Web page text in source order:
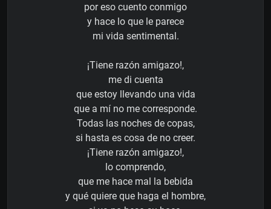
por eso cuento conmigo
y hace lo que le parece
mi vida sentimental.
¡Tiene razón amigazo!,
me di cuenta
que estoy llevando una vida
que a mí no me corresponde.
Todas las noches de copas,
si hasta es cosa de no creer.
¡Tiene razón amigazo!,
lo comprendo,
que me hace mal la bebida
y qué quiere que haga el hombre,